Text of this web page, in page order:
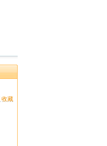
收藏